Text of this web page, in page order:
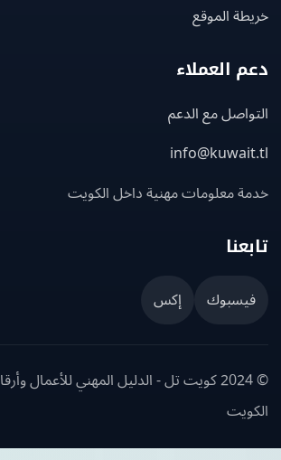
الموقع
العملاء
مع الدعم
معلومات مهنية داخل الكويت
إكس
© 2024 كويت تل - الدليل المهني للأعمال وأرقام